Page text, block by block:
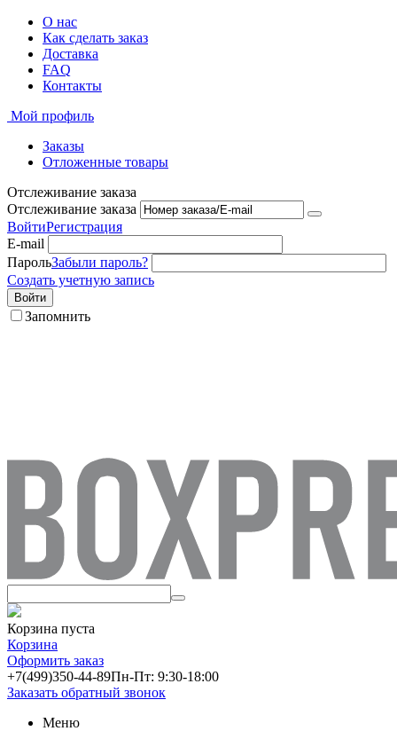
О нас
Как сделать заказ
Доставка
FAQ
Контакты
Мой профиль
Заказы
Отложенные товары
Отслеживание заказа
Отслеживание заказа
ВойтиРегистрация
E-mail
ПарольЗабыли пароль?
Создать учетную запись
Войти
Запомнить
Корзина пуста
Корзина
Оформить заказ
+7(499)350-44-89Пн-Пт: 9:30-18:00
Заказать обратный звонок
Меню